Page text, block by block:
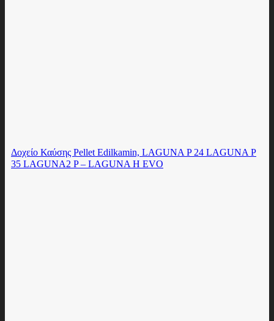
Δοχείο Καύσης Pellet Edilkamin, LAGUNA P 24 LAGUNA P
35 LAGUNA2 P – LAGUNA H EVO